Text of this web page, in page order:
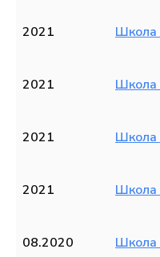
2021 Школа
2021 Школа
2021 Школа
2021 Школа
08.2020 Школа